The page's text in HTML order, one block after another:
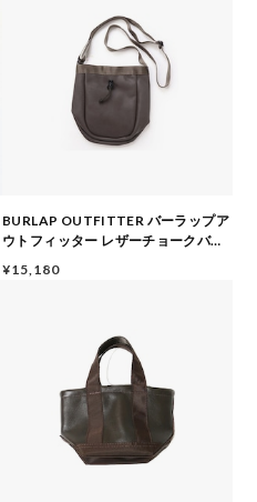
BURLAP OUTFITTER バーラップア
ウトフィッター レザーチョークバッ
ョルダーバッグ 本革 小物入れ アウト
¥15,180